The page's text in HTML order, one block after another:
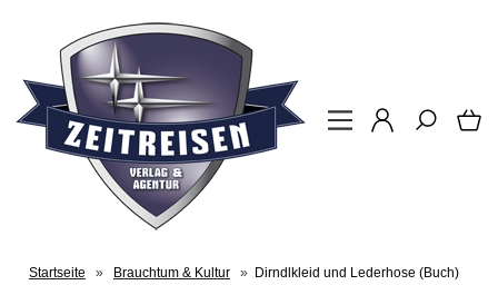
Startseite » Brauchtum & Kultur » Dirndlkleid und Lederhose (Buch)